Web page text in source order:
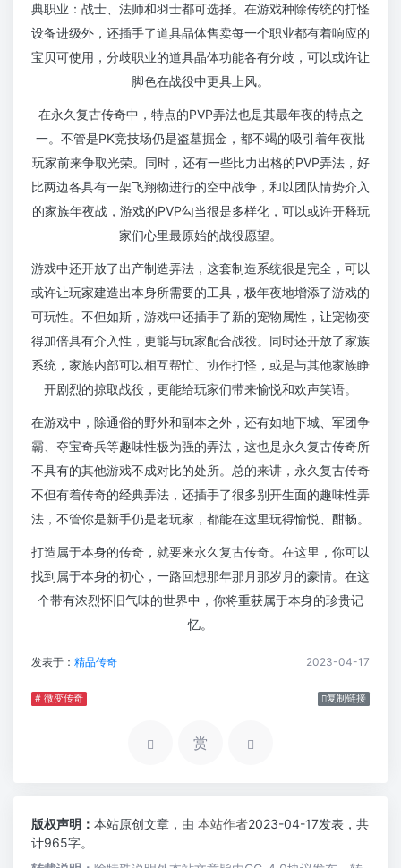
典职业：战士、法师和羽士都可选择。在游戏种除传统的打怪
设备进级外，还插手了道具晶体售卖每一个职业都有着响应的
宝贝可使用，分歧职业的道具晶体功能各有分歧，可以或许让
脚色在战役中更具上风。
在永久复古传奇中，特点的PVP弄法也是其最年夜的特点之
一。不管是PK竞技场仍是盗墓掘金，都不竭的吸引着年夜批
玩家前来争取光荣。同时，还有一些比力出格的PVP弄法，好
比两边各具有一架飞翔物进行的空中战争，和以团队情势介入
的家族年夜战，游戏的PVP勾当很是多样化，可以或许开释玩
家们心里最原始的战役愿望。
游戏中还开放了出产制造弄法，这套制造系统很是完全，可以
或许让玩家建造出本身所需要的工具，极年夜地增添了游戏的
可玩性。不但如斯，游戏中还插手了新的宠物属性，让宠物变
得加倍具有介入性，更能与玩家配合战役。同时还开放了家族
系统，家族内部可以相互帮忙、协作打怪，或是与其他家族睁
开剧烈的掠取战役，更能给玩家们带来愉悦和欢声笑语。
在游戏中，除通俗的野外和副本之外，还有如地下城、军团争
霸、夺宝奇兵等趣味性极为强的弄法，这也是永久复古传奇所
不具有的其他游戏不成对比的处所。总的来讲，永久复古传奇
不但有着传奇的经典弄法，还插手了很多别开生面的趣味性弄
法，不管你是新手仍是老玩家，都能在这里玩得愉悦、酣畅。
打造属于本身的传奇，就要来永久复古传奇。在这里，你可以
找到属于本身的初心，一路回想那年那月那岁月的豪情。在这
个带有浓烈怀旧气味的世界中，你将重获属于本身的珍贵记
忆。
发表于： 精品传奇 2023-04-17
# 微变传奇 复制链接
赏
版权声明： 本站原创文章，由 本站作者2023-04-17发表，共
计965字。